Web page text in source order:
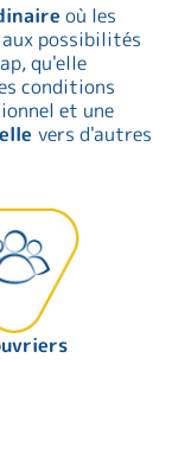
où les
possibilités
qu'elle
conditions
et une
vers d'autres